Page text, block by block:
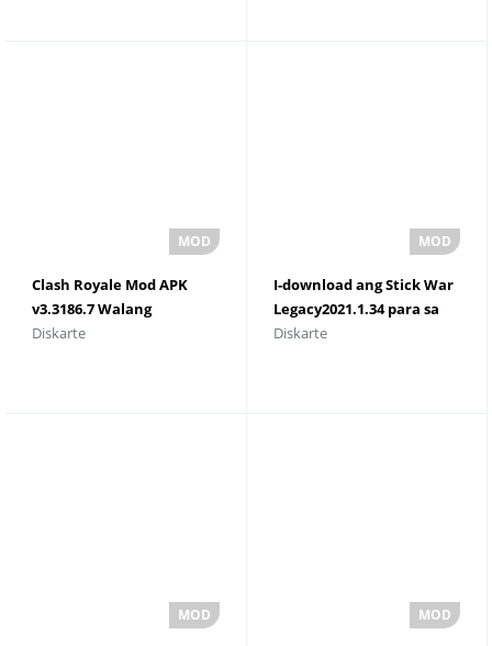
Clash Royale Mod APK
v3.3186.7 Walang
limitasyong Pera Elixir at
Diskarte
I-download ang Stick War
Legacy2021.1.34 para sa
Android
Diskarte